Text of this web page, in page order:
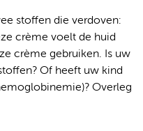
stoffen die verdoven:
crème voelt de huid
crème gebruiken. Is uw
Of heeft uw kind
Overleg